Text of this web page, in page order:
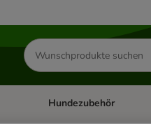
Produkte
suchen
Katzenzubehör
Kategorie-Menü öffnen:
Hundezubehör